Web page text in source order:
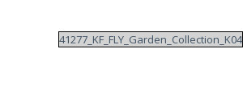
41277_KF_FLY_Garden_Collection_K04